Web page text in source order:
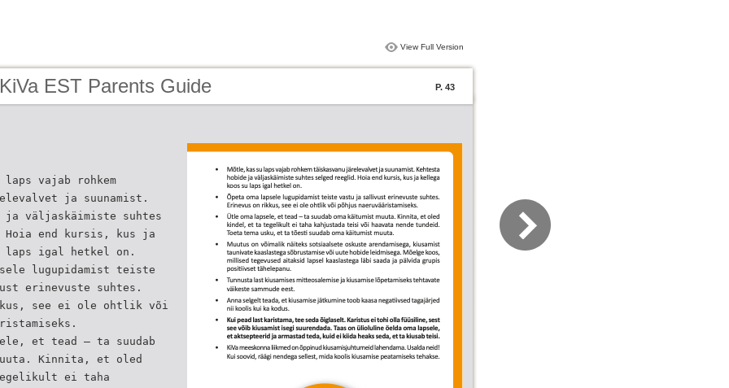
View Full Version
EST Parents Guide P. 43
vajab rohkem
ja suunamist.
ja väljaskäimiste suhtes
end kursis, kus ja
laps igal hetkel on.
lugupidamist teiste
erinevuste suhtes.
see ei ole ohtlik või
et tead – ta suudab
Kinnita, et oled
ei taha